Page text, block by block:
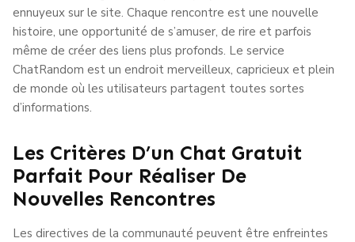
ennuyeux sur le site. Chaque rencontre est une nouvelle
histoire, une opportunité de s’amuser, de rire et parfois
même de créer des liens plus profonds. Le service
ChatRandom est un endroit merveilleux, capricieux et plein
de monde où les utilisateurs partagent toutes sortes
d’informations.
Les Critères D’un Chat Gratuit
Parfait Pour Réaliser De
Nouvelles Rencontres
Les directives de la communauté peuvent être enfreintes